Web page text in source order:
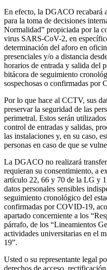
En efecto, la DGACO recabará
para la toma de decisiones
Normalidad” propiciada por la
virus SARS-CoV-2, en
determinación del aforo en
presenciales y/o a distancia
horarios de entrada y salida del
bitácora de seguimiento
sospechosas o confirmadas por
Por lo que hace al CCTV, sus
preservar la seguridad de las
perimetral. Estos serán
control de entradas y salidas,
las instalaciones y, en su caso,
personas en caso de que se
La DGACO no realizará
requieran su consentimiento, a
artículo 22, 66 y 70 de la LG y
datos personales sensibles
seguimiento cronológico del
confirmadas por COVID-19,
apartado concerniente a los
párrafo, de los “Lineamientos
actividades universitarias en el
19”.
Usted o su representante legal